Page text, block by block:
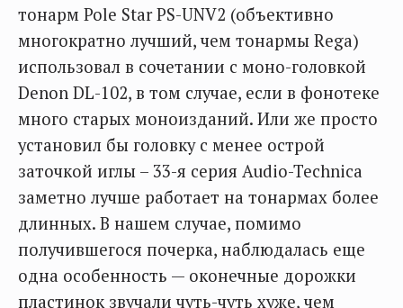
тонарм Pole Star PS-UNV2 (объективно
многократно лучший, чем тонармы Rega)
использовал в сочетании с моно-головкой
Denon DL-102, в том случае, если в фонотеке
много старых моноизданий. Или же просто
установил бы головку с менее острой
заточкой иглы – 33-я серия Audio-Technica
заметно лучше работает на тонармах более
длинных. В нашем случае, помимо
получившегося почерка, наблюдалась еще
одна особенность — оконечные дорожки
пластинок звучали чуть-чуть хуже, чем